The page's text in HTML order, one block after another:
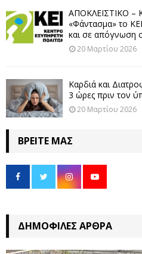
ΑΠΟΚΛΕΙΣΤΙΚΟ –
«Φάντασμα» το
και σε απόγνωση
20 Μαρτίου 2026
Καρδιά και
3 ώρες πριν τον
20 Μαρτίου 2026
ΒΡΕΊΤΕ ΜΑΣ
ΔΗΜΟΦΙΛΈΣ ΆΡΘΡΑ